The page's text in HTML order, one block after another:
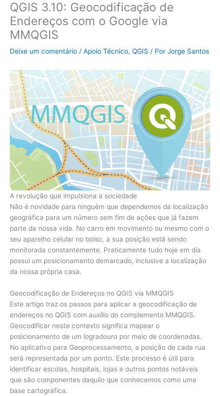
QGIS 3.10: Geocodificação de
Endereços com o Google via
MMQGIS
Deixe um comentário / Apoio Técnico, QGIS / Por Jorge Santos
A revolução que impulsiona a sociedade
Não é novidade para ninguém que dependemos da localização
geográfica para um número sem fim de ações que já fazem
parte da nossa vida. No carro em movimento ou mesmo com o
seu aparelho celular no bolso, a sua posição está sendo
monitorada constantemente. Praticamente tudo hoje em dia
possui um posicionamento demarcado, inclusive a localização
da nossa própria casa.
Geocodificação de Endereços no QGIS via MMQGIS
Este artigo traz os passos para aplicar a geocodificação de
endereços no QGIS com auxílio do complemento MMQGIS.
Geocodificar neste contexto significa mapear o
posicionamento de um logradouro por meio de coordenadas.
No aplicativo para Geoprocessamento, a posição de cada rua
será representada por um ponto. Este processo é útil para
identificar escolas, hospitais, lojas e outros pontos notáveis
que são componentes daquilo que conhecemos como uma
base cartográfica.